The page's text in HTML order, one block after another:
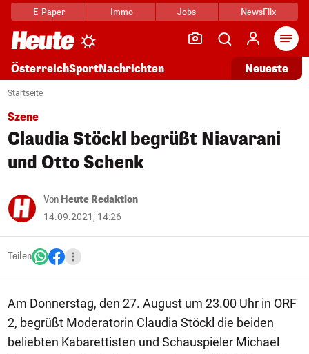
E-Paper Immo Jobs NewsFlix
ÖsterreichSportNachrichten Neueste
Startseite
Szene
Claudia Stöckl begrüßt Niavarani
und Otto Schenk
Von Heute Redaktion
14.09.2021, 14:26
Teilen
Am Donnerstag, den 27. August um 23.00 Uhr in ORF
2, begrüßt Moderatorin Claudia Stöckl die beiden
beliebten Kabarettisten und Schauspieler Michael